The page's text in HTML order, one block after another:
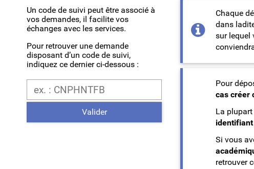
Un code de suivi peut être associé à
vos demandes, il facilite vos
échanges avec les services.
Pour retrouver une demande
disposant d’un code de suivi,
indiquez ce dernier ci-dessous :
Code de suivi
Valider
Chaque
dans
sur lequel
Pour
cas créer
La
Si vous
retrouver